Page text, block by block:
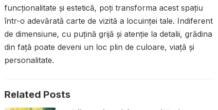
funcționalitate și estetică, poți transforma acest spațiu
într-o adevărată carte de vizită a locuinței tale. Indiferent
de dimensiune, cu puțină grijă și atenție la detalii, grădina
din față poate deveni un loc plin de culoare, viață și
personalitate.
Related Posts